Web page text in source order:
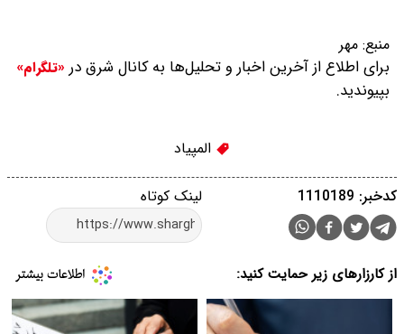
منبع: مهر
برای اطلاع از آخرین اخبار و تحلیل‌ها به کانال شرق در «تلگرام»
بپیوندید.
المپیاد
لینک کوتاه کدخبر: 1110189
از کارزارهای زیر حمایت کنید: